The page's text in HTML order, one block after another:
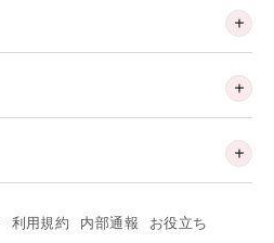
利用規約 内部通報 お役立ち